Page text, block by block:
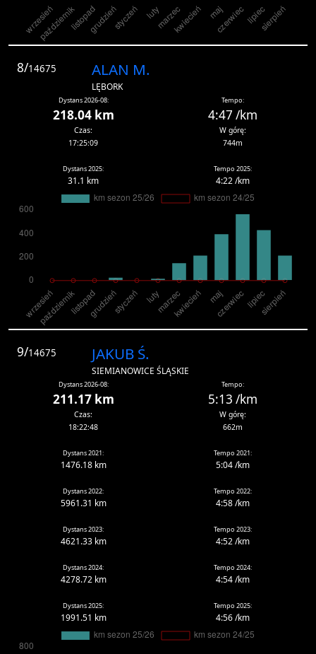
8/14675 ALAN M.
LĘBORK
Dystans 2026-08:
218.04 km
Tempo:
4:47 /km
Czas:
17:25:09
W górę:
744m
Dystans 2025:
31.1 km
Tempo 2025:
4:22 /km
9/14675 JAKUB Ś.
SIEMIANOWICE ŚLĄSKIE
Dystans 2026-08:
211.17 km
Tempo:
5:13 /km
Czas:
18:22:48
W górę:
662m
Dystans 2021:
1476.18 km
Tempo 2021:
5:04 /km
Dystans 2022:
5961.31 km
Tempo 2022:
4:58 /km
Dystans 2023:
4621.33 km
Tempo 2023:
4:52 /km
Dystans 2024:
4278.72 km
Tempo 2024:
4:54 /km
Dystans 2025:
1991.51 km
Tempo 2025:
4:56 /km